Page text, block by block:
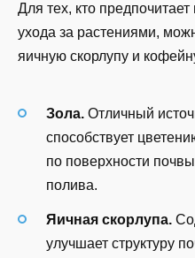
Для тех, кто
ухода за растениями,
яичную скорлупу и
Зола. Отличный
способствует
по поверхности
полива.
Яичная скорлупа.
улучшает структуру